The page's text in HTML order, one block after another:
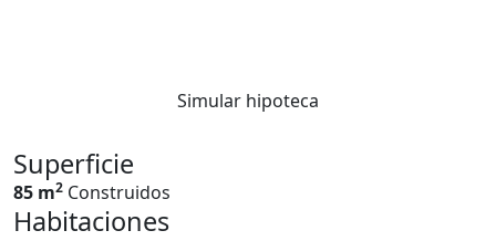
Simular hipoteca
Superficie
85 m2 Construidos
Habitaciones